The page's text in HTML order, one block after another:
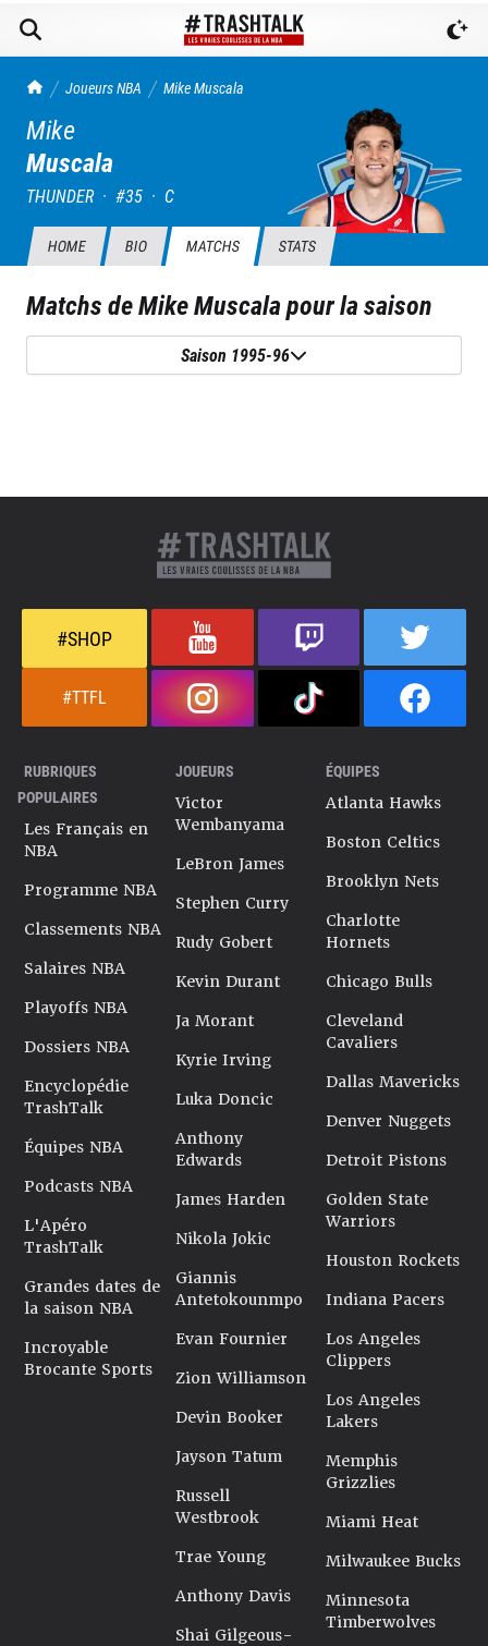
TrashTalk Actu NBA
Joueurs NBA MikeMuscala
Mike
Muscala
THUNDER · #35 · C
HOME BIO MATCHS STATS
Matchs deMike Muscalapour la saison
Saison 1995-96
#SHOP
#TTFL
RUBRIQUES
POPULAIRES
Les Français en
NBA
Programme NBA
Classements NBA
Salaires NBA
Playoffs NBA
Dossiers NBA
Encyclopédie
TrashTalk
Équipes NBA
Podcasts NBA
L'Apéro
TrashTalk
Grandes dates de
la saison NBA
Incroyable
Brocante Sports
JOUEURS
Victor
Wembanyama
LeBron James
Stephen Curry
Rudy Gobert
Kevin Durant
Ja Morant
Kyrie Irving
Luka Doncic
Anthony
Edwards
James Harden
Nikola Jokic
Giannis
Antetokounmpo
Evan Fournier
Zion Williamson
Devin Booker
Jayson Tatum
Russell
Westbrook
Trae Young
Anthony Davis
Shai Gilgeous-
ÉQUIPES
Atlanta Hawks
Boston Celtics
Brooklyn Nets
Charlotte
Hornets
Chicago Bulls
Cleveland
Cavaliers
Dallas Mavericks
Denver Nuggets
Detroit Pistons
Golden State
Warriors
Houston Rockets
Indiana Pacers
Los Angeles
Clippers
Los Angeles
Lakers
Memphis
Grizzlies
Miami Heat
Milwaukee Bucks
Minnesota
Timberwolves